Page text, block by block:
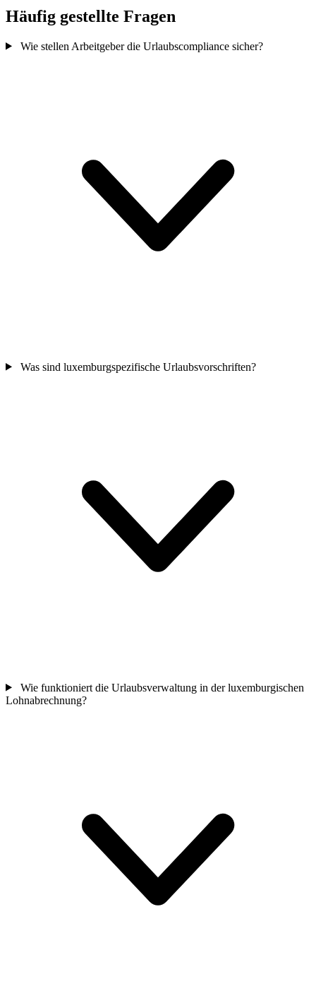
Häufig gestellte Fragen
Wie stellen Arbeitgeber die Urlaubscompliance sicher?
Was sind luxemburgspezifische Urlaubsvorschriften?
Wie funktioniert die Urlaubsverwaltung in der luxemburgischen
Lohnabrechnung?